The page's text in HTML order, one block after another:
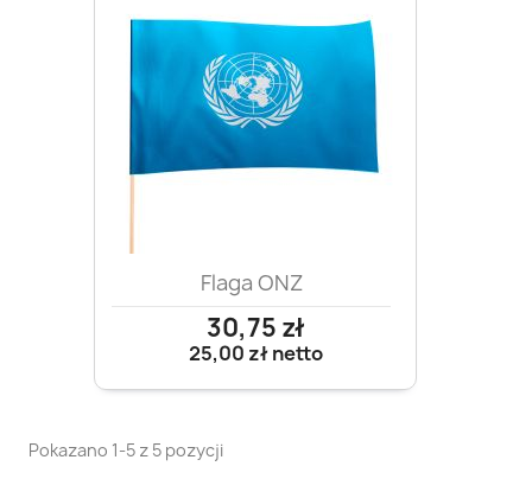
Flaga ONZ
30,75 zł
25,00 złnetto
Pokazano 1-5 z 5 pozycji